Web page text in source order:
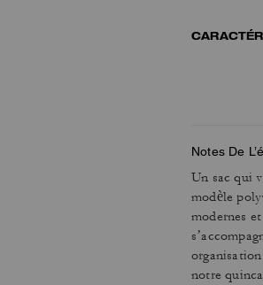
Notes De
Un sac qui
modèle
modernes
notre